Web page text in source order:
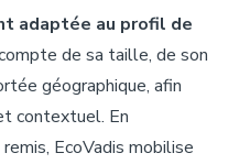
adaptée au profil de
de sa taille, de son
géographique, afin
contextuel. En
EcoVadis mobilise